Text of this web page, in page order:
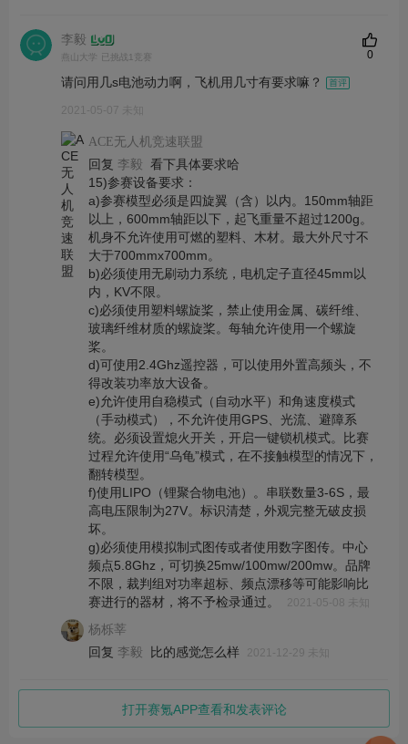
李毅
燕山大学 已挑战1竞赛
请问用几s电池动力啊，飞机用几寸有要求嘛？
2021-05-07 未知
0
ACE无人机竞速联盟
回复 李毅 看下具体要求哈
15)参赛设备要求：
a)参赛模型必须是四旋翼（含）以内。150mm轴距
以上，600mm轴距以下，起飞重量不超过1200g。
机身不允许使用可燃的塑料、木材。最大外尺寸不
大于700mmx700mm。
b)必须使用无刷动力系统，电机定子直径45mm以
内，KV不限。
c)必须使用塑料螺旋桨，禁止使用金属、碳纤维、
玻璃纤维材质的螺旋桨。每轴允许使用一个螺旋
桨。
d)可使用2.4Ghz遥控器，可以使用外置高频头，不
得改装功率放大设备。
e)允许使用自稳模式（自动水平）和角速度模式
（手动模式），不允许使用GPS、光流、避障系
统。必须设置熄火开关，开启一键锁机模式。比赛
过程允许使用“乌龟”模式，在不接触模型的情况下，
翻转模型。
f)使用LIPO（锂聚合物电池）。串联数量3-6S，最
高电压限制为27V。标识清楚，外观完整无破皮损
坏。
g)必须使用模拟制式图传或者使用数字图传。中心
频点5.8Ghz，可切换25mw/100mw/200mw。品牌
不限，裁判组对功率超标、频点漂移等可能影响比
赛进行的器材，将不予检录通过。
2021-05-08 未知
杨栎莘
回复 李毅 比的感觉怎么样 2021-12-29 未知
打开赛氪APP查看和发表评论